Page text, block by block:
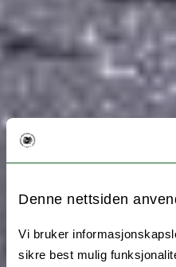
Denne nettsiden
Vi bruker
sikre best mulig